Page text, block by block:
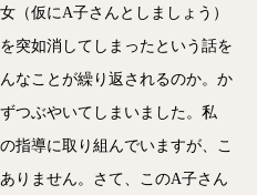
（仮にA子さんとしましょう）
突如消してしまったという話を
なことが繰り返されるのか。か
つぶやいてしまいました。私
指導に取り組んでいますが、こ
りません。さて、このA子さん